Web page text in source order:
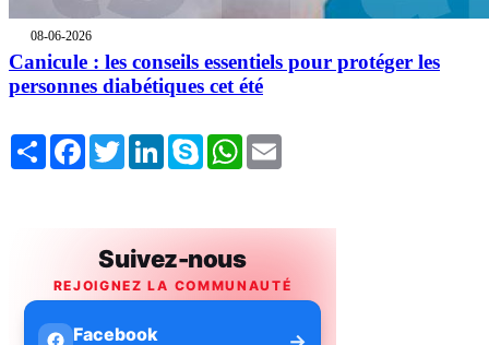
08-06-2026
Canicule : les conseils essentiels pour protéger les
personnes diabétiques cet été
Share FacebookTwitterLinkedInSkype WhatsApp